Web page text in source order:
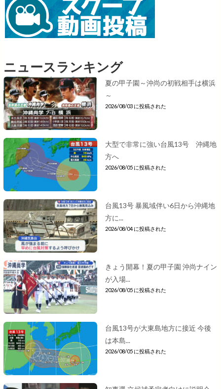
ニュースランキング
夏の甲子園～沖尚の初戦相手は横浜
～
2026/08/03 に投稿された
大型で非常に強い台風13号 沖縄地
方へ
2026/08/05 に投稿された
台風13号 暴風域伴い6日から沖縄地
方に...
2026/08/04 に投稿された
きょう開幕！夏の甲子園 沖尚ナイン
が入場...
2026/08/05 に投稿された
台風13号が大東島地方に接近 今後
は本島...
2026/08/05 に投稿された